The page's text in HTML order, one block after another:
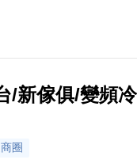
/新傢俱/變頻
圈
0972-